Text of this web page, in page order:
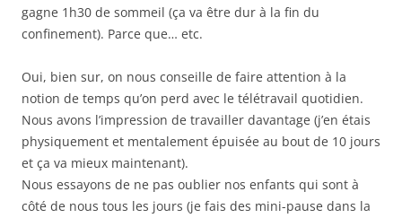
gagne 1h30 de sommeil (ça va être dur à la fin du
confinement). Parce que… etc.
Oui, bien sur, on nous conseille de faire attention à la
notion de temps qu’on perd avec le télétravail quotidien.
Nous avons l’impression de travailler davantage (j’en étais
physiquement et mentalement épuisée au bout de 10 jours
et ça va mieux maintenant).
Nous essayons de ne pas oublier nos enfants qui sont à
côté de nous tous les jours (je fais des mini-pause dans la